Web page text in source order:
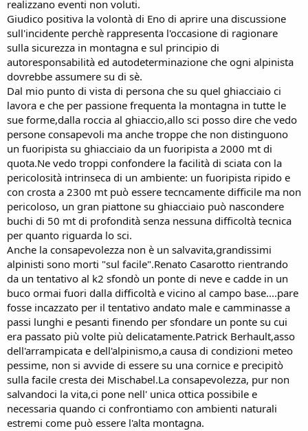
realizzano eventi non voluti.
Giudico positiva la volontà di Eno di aprire una discussione
sull'incidente perchè rappresenta l'occasione di ragionare
sulla sicurezza in montagna e sul principio di
autoresponsabilità ed autodeterminazione che ogni alpinista
dovrebbe assumere su di sè.
Dal mio punto di vista di persona che su quel ghiacciaio ci
lavora e che per passione frequenta la montagna in tutte le
sue forme,dalla roccia al ghiaccio,allo sci posso dire che vedo
persone consapevoli ma anche troppe che non distinguono
un fuoripista su ghiacciaio da un fuoripista a 2000 mt di
quota.Ne vedo troppi confondere la facilità di sciata con la
pericolosità intrinseca di un ambiente: un fuoripista ripido e
con crosta a 2300 mt può essere tecncamente difficile ma non
pericoloso, un gran piattone su ghiacciaio può nascondere
buchi di 50 mt di profondità senza nessuna difficoltà tecnica
per quanto riguarda lo sci.
Anche la consapevolezza non è un salvavita,grandissimi
alpinisti sono morti "sul facile".Renato Casarotto rientrando
da un tentativo al k2 sfondò un ponte di neve e cadde in un
buco ormai fuori dalla difficoltà e vicino al campo base....pare
fosse incazzato per il tentativo andato male e camminasse a
passi lunghi e pesanti finendo per sfondare un ponte su cui
era passato più volte più delicatamente.Patrick Berhault,asso
dell'arrampicata e dell'alpinismo,a causa di condizioni meteo
pessime, non si avvide di essere su una cornice e precipitò
sulla facile cresta dei Mischabel.La consapevolezza, pur non
salvandoci la vita,ci pone nell' unica ottica possibile e
necessaria quando ci confrontiamo con ambienti naturali
estremi come può essere l'alta montagna.